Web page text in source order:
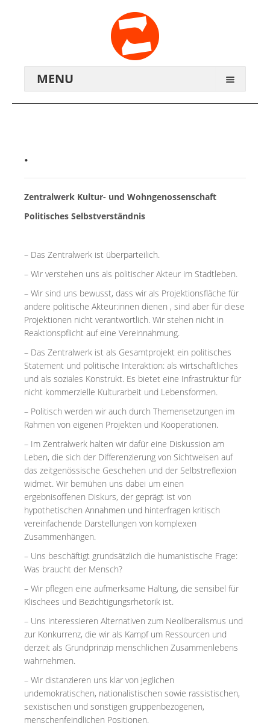
MENU
ARCHIV
KONTAKTE
ZENTRALWERK E.V.
MIETER:INNEN
DER ORT UND SEINE GESCHICHTE
UNSER POLITISCHES SELBSTVERSTÄNDNIS
WE ARE MEMBERS OF TRANS EUROPE HALLES
BAUTAGEBUCH
VERMIETUNG
UNTERSTÜTZEN
NEWSLETTER
.
Zentralwerk Kultur- und Wohngenossenschaft
Politisches Selbstverständnis
– Das Zentralwerk ist überparteilich.
– Wir verstehen uns als politischer Akteur im Stadtleben.
– Wir sind uns bewusst, dass wir als Projektionsfläche für
andere politische Akteur:innen dienen , sind aber für diese
Projektionen nicht verantwortlich. Wir stehen nicht in
Reaktionspflicht auf eine Vereinnahmung.
– Das Zentralwerk ist als Gesamtprojekt ein politisches
Statement und politische Interaktion: als wirtschaftliches
und als soziales Konstrukt. Es bietet eine Infrastruktur für
nicht kommerzielle Kulturarbeit und Lebensformen.
– Politisch werden wir auch durch Themensetzungen im
Rahmen von eigenen Projekten und Kooperationen.
– Im Zentralwerk halten wir dafür eine Diskussion am
Leben, die sich der Differenzierung von Sichtweisen auf
das zeitgenössische Geschehen und der Selbstreflexion
widmet. Wir bemühen uns dabei um einen
ergebnisoffenen Diskurs, der geprägt ist von
hypothetischen Annahmen und hinterfragen kritisch
vereinfachende Darstellungen von komplexen
Zusammenhängen.
– Uns beschäftigt grundsätzlich die humanistische Frage:
Was braucht der Mensch?
– Wir pflegen eine aufmerksame Haltung, die sensibel für
Klischees und Bezichtigungsrhetorik ist.
– Uns interessieren Alternativen zum Neoliberalismus und
zur Konkurrenz, die wir als Kampf um Ressourcen und
derzeit als Grundprinzip menschlichen Zusammenlebens
wahrnehmen.
– Wir distanzieren uns klar von jeglichen
undemokratischen, nationalistischen sowie rassistischen,
sexistischen und sonstigen gruppenbezogenen,
menschenfeindlichen Positionen.